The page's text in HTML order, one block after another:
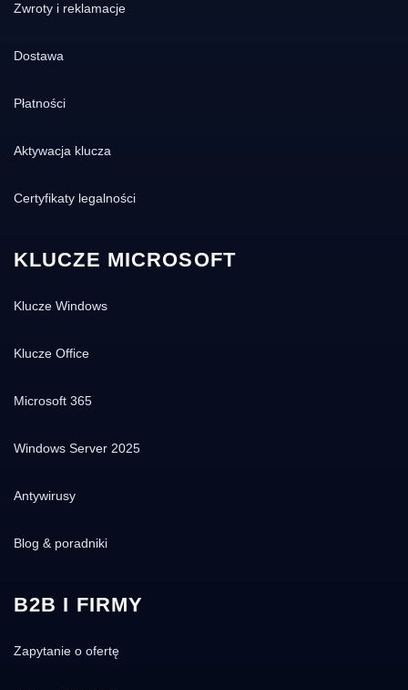
Zwroty i reklamacje
Dostawa
Płatności
Aktywacja klucza
Certyfikaty legalności
KLUCZE MICROSOFT
Klucze Windows
Klucze Office
Microsoft 365
Windows Server 2025
Antywirusy
Blog & poradniki
B2B I FIRMY
Zapytanie o ofertę